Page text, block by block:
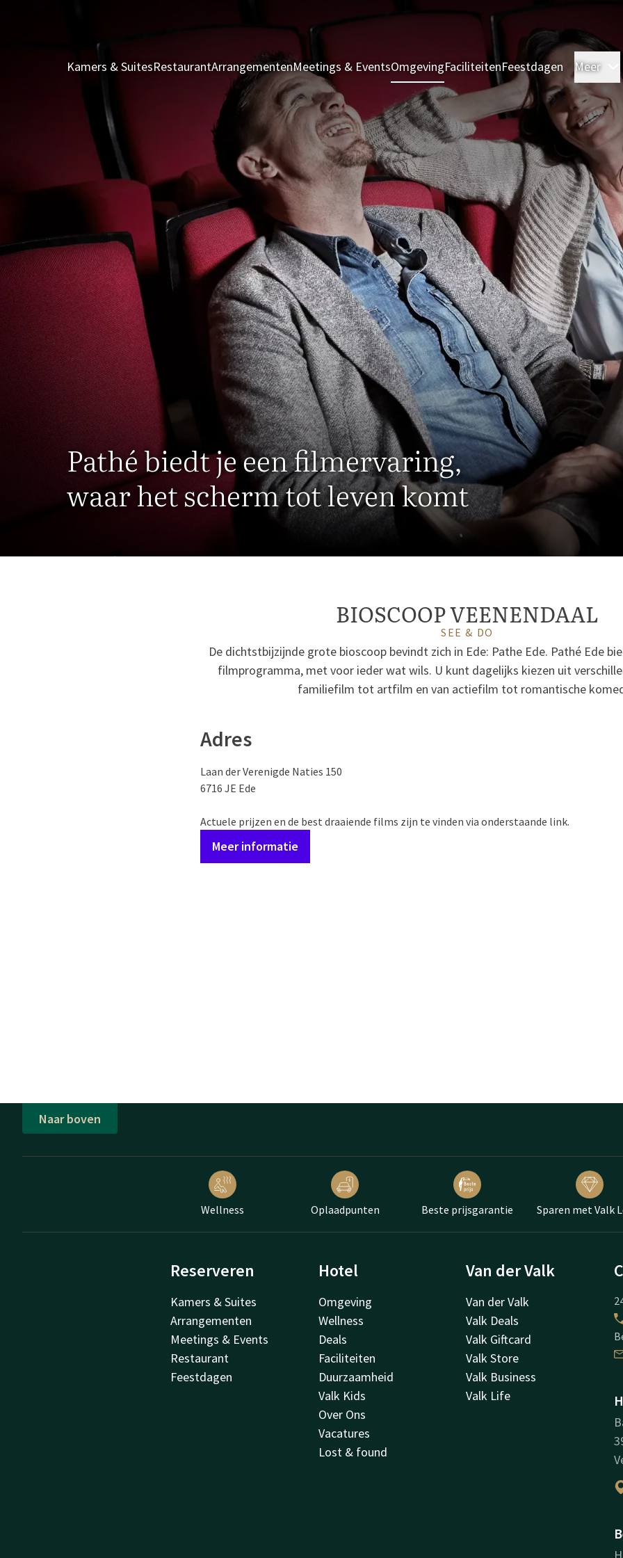
Kamers & SuitesRestaurantArrangementenMeetings & EventsOmgevingFaciliteitenFeestdagen Meer
Pathé biedt je een filmervaring,
waar het scherm tot leven komt
BIOSCOOP VEENENDAAL
SEE & DO
De dichtstbijzijnde grote bioscoop bevindt zich in Ede: Pathe Ede. Pathé Ede
filmprogramma, met voor ieder wat wils. U kunt dagelijks kiezen uit
familiefilm tot artfilm en van actiefilm tot romantische
Adres
Laan der Verenigde Naties 150
6716 JE Ede
Actuele prijzen en de best draaiende films zijn te vinden via onderstaande link.
Meer informatie
Naar boven
Wellness Oplaadpunten Beste prijsgarantie Sparen met Valk
Reserveren
Kamers & Suites
Arrangementen
Meetings & Events
Restaurant
Feestdagen
Hotel
Omgeving
Wellness
Deals
Faciliteiten
Duurzaamheid
Valk Kids
Over Ons
Vacatures
Lost & found
Van der Valk
Van der Valk
Valk Deals
Valk Giftcard
Valk Store
Valk Business
Valk Life